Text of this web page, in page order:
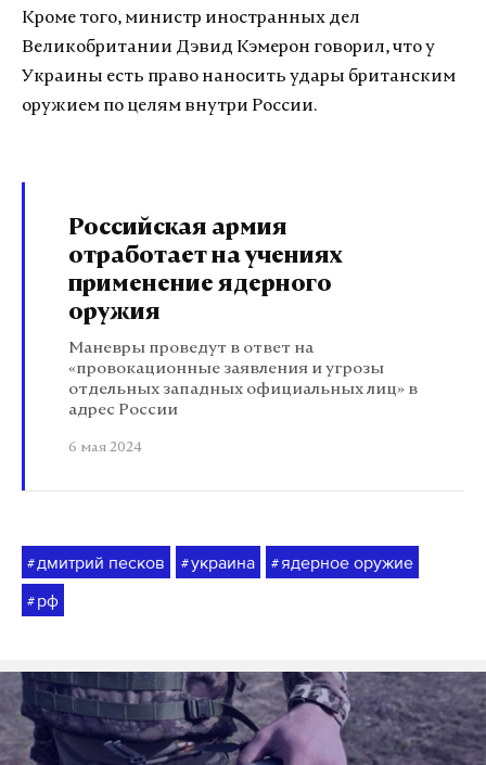
Кроме того, министр иностранных дел
Великобритании Дэвид Кэмерон говорил, что у
Украины есть право наносить удары британским
оружием по целям внутри России.
Российская армия
отработает на учениях
применение ядерного
оружия
Маневры проведут в ответ на
«провокационные заявления и угрозы
отдельных западных официальных лиц» в
адрес России
6 мая 2024
# дмитрий песков #украина # ядерное оружие
# рф